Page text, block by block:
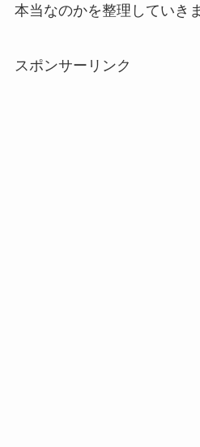
本当なのかを整理していき
スポンサーリンク